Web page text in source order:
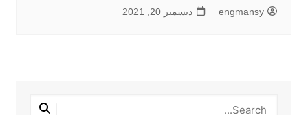
engmansy ديسمبر 20, 2021